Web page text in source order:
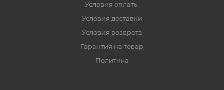
Условия оплаты
Условия доставки
Условия возврата
Гарантия на товар
Политика